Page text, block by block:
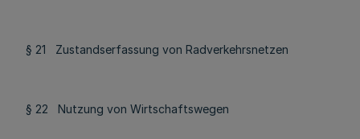
§ 21 Zustandserfassung von Radverkehrsnetzen
§ 22 Nutzung von Wirtschaftswegen